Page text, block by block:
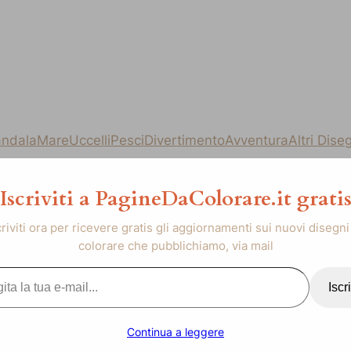
MareUccelliPesciDivertimentoAvventuraAltri
Iscriviti a PagineDaColorare.it gratis
ora per ricevere gratis gli aggiornamenti sui nuovi disegni
colorare che pubblichiamo, via mail
Continua a leggere